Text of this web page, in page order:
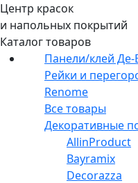
Центр красок
и напольных покрытий
Каталог товаров
Панели/клей Де-
Рейки и
Renome
Все товары
Декоративные
AllinProduct
Bayramix
Decorazza